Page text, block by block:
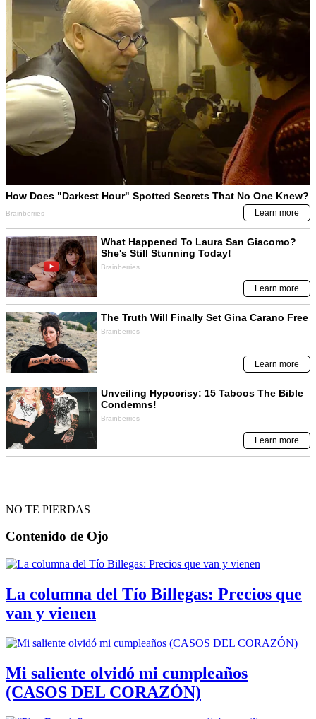
NO TE PIERDAS
Contenido de Ojo
La columna del Tío Billegas: Precios que
van y vienen
Mi saliente olvidó mi cumpleaños
(CASOS DEL CORAZÓN)